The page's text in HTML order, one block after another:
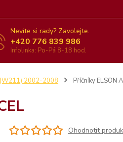
Nevíte si rady? Zavolejte.
+420 776 839 986
Infolinka: Po-Pá 8-18 hod.
2002-2008 Příčníky ELSON
Ohodnotit